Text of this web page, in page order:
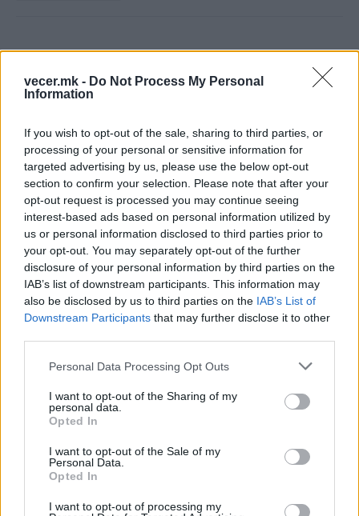
vecer.mk - Do Not Process My Personal
Information
If you wish to opt-out of the sale, sharing to third parties, or
processing of your personal or sensitive information for
targeted advertising by us, please use the below opt-out
section to confirm your selection. Please note that after your
opt-out request is processed you may continue seeing
interest-based ads based on personal information utilized by
us or personal information disclosed to third parties prior to
your opt-out. You may separately opt-out of the further
disclosure of your personal information by third parties on the
IAB’s list of downstream participants. This information may
also be disclosed by us to third parties on the IAB’s List of
Downstream Participants that may further disclose it to other
Personal Data Processing Opt Outs
I want to opt-out of the Sharing of my
personal data.
Opted In
I want to opt-out of the Sale of my
Personal Data.
Opted In
I want to opt-out of processing my
НАЈЧИТАНИ ВО ПОСЛЕДНИ 7 ДЕНА
ПИСТА: Огромниот Боинг 777
на индиската претседателка
на Меѓународниот Аеродром
Скопје
УАПСЕН МАКЕДОНЕЦОТ АНДРЕЈ
ТАНАСКОВСКИ, ЧЛЕН НА
КАВАЧКИ КЛАН (ФОТО)
СКОКНА МИНИМАЛНИОТ
ИЗНОС ЗА К-15: Еве колку
пари ќе ви легнат на сметка
годинава
Црна Гора ја уапси жената која
ги БРАНЕЛА ДЕЦАТА И СВОЕТО
КУЧЕ РАСПАРЧЕНО ОД
ШАРПЛАНИНЕЦ?!
ПОРАНЕШНИОТ ТЕХНИЧКИ
ултиматум: „Мора да си оди,